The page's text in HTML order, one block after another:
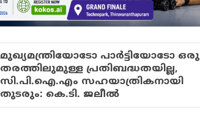
മുഖ്യമന്ത്രിയോടോ പാര്‍ട്ടിയോടോ ഒരു
തരത്തിലുമുള്ള പ്രതിബദ്ധതയില്ല,
സി.പി.ഐ.എം സഹയാത്രികനായി
തുടരും: കെ.ടി. ജലീല്‍